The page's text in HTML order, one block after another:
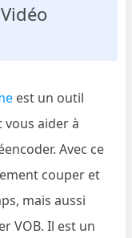
est un outil
aider à
Avec ce
couper et
mais aussi
VOB. Il est un